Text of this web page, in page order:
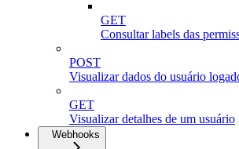
GET
Consultar labels das
POST
Visualizar dados do usuário
GET
Visualizar detalhes de um usuário
Webhooks